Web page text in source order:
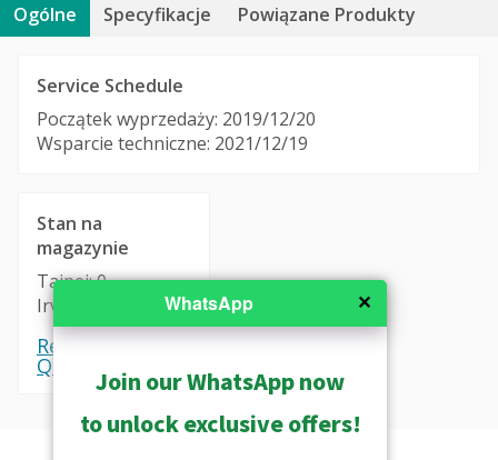
Ogólne Specyfikacje Powiązane Produkty
Service Schedule
Początek wyprzedaży: 2019/12/20
Wsparcie techniczne: 2021/12/19
Stan na
magazynie
Taipei: 0
Irvine: 0
Request a
Quote
✕
WhatsApp
Join our WhatsApp now
to unlock exclusive offers!